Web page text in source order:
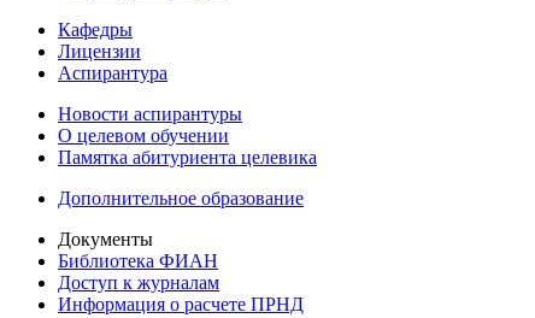
Кафедры
Лицензии
Аспирантура
Новости аспирантуры
О целевом обучении
Памятка абитуриента целевика
Дополнительное образование
Документы
Библиотека ФИАН
Доступ к журналам
Информация о расчете ПРНД